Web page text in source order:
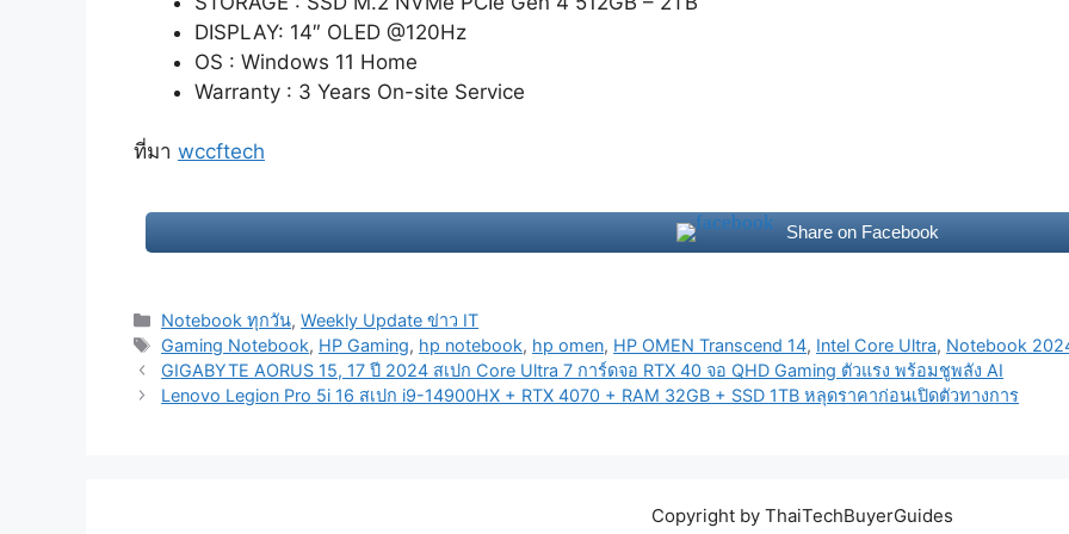
DISPLAY: 14″ OLED @120Hz
OS : Windows 11 Home
Warranty : 3 Years On-site Service
ที่มา wccftech
Share on Facebook
Categories
Notebook ทุกวัน,Weekly Update ข่าว IT
Tags
Gaming Notebook, HP Gaming, hp notebook, hp omen, HP OMEN Transcend 14, Intel Core Ultra, Notebook
Post
navigation
GIGABYTE AORUS 15, 17 ปี 2024 สเปก Core Ultra 7 การ์ดจอ RTX 40 จอ QHD Gaming ตัวแรง พร้อมชูพลัง AI
Lenovo Legion Pro 5i 16 สเปก i9-14900HX + RTX 4070 + RAM 32GB + SSD 1TB หลุดราคาก่อนเปิดตัวทางการ
Copyright by ThaiTechBuyerGuides